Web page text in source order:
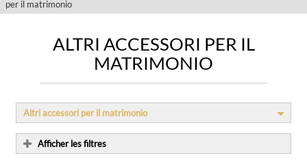
per il matrimonio
ALTRI ACCESSORI PER IL
MATRIMONIO
Afficher les filtres
Altri accessori per il matrimonio